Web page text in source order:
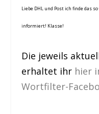
Liebe DHL und Post ich finde das
informiert! Klasse!
Die jeweils
erhaltet ihr hier
Wortfilter-